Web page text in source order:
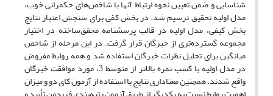
شناسایی و ضمن تعیین نحوه ارتباط آنها با شاخص‌های حکمرانی خوب،
مدل اولیه تحقیق ترسیم شد. در بخش کمّی برای سنجش اعتبار نتایج
بخش کیفی، مدل اولیه در قالب پرسشنامه محقق‌ساخته در اختیار
مجموعه گسترده‌تری از خبرگان قرار گرفت. در این مرحله از شاخص
میانگین برای تحلیل نظرات خبرگان استفاده شد و همه روابط مفروض
در مدل اولیه با کسب نمره بالاتر از متوسط 3، مورد موافقت خبرگان
واقع شدند. همچنین معناداری نتایج با استفاده از آزمون کای دو و میزان